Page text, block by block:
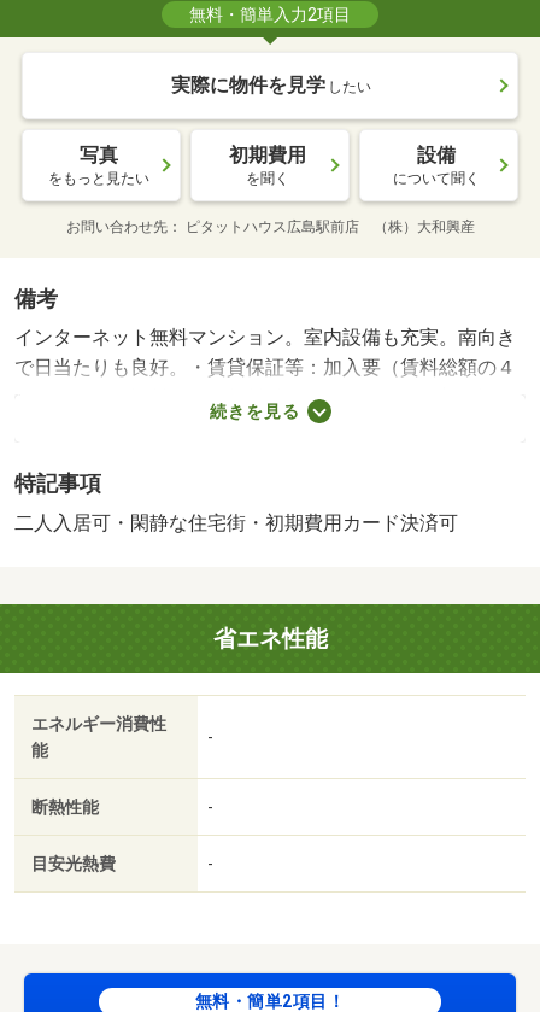
無料・簡単入力2項目
実際に物件を見学 したい
写真
をもっと見たい
初期費用
を聞く
設備
について聞く
お問い合わせ先 ピタットハウス広島駅前店 （株）大和興産
備考
インターネット無料マンション。室内設備も充実。南向き
で日当たりも良好。・賃貸保証等：加入要（賃料総額の４
０％ 月額保証料：月額賃料総額の１．５％ 更新保証
料：年間１０，０００円 保証システム登）・維持費等：
６００円/鍵交換代 19800円/消臭除菌処理代 19800円
続きを見る
特記事項
二人入居可・閑静な住宅街・初期費用カード決済可
省エネ性能
エネルギー消費性
能
-
断熱性能 -
目安光熱費 -
無料・簡単2項目！